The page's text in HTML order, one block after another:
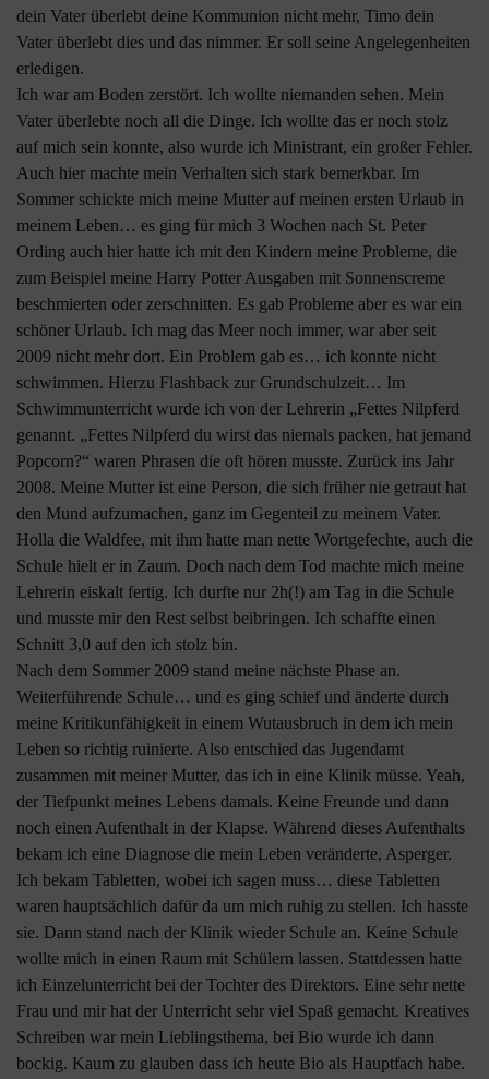
dein Vater überlebt deine Kommunion nicht mehr, Timo dein
Vater überlebt dies und das nimmer. Er soll seine Angelegenheiten
erledigen.
Ich war am Boden zerstört. Ich wollte niemanden sehen. Mein
Vater überlebte noch all die Dinge. Ich wollte das er noch stolz
auf mich sein konnte, also wurde ich Ministrant, ein großer Fehler.
Auch hier machte mein Verhalten sich stark bemerkbar. Im
Sommer schickte mich meine Mutter auf meinen ersten Urlaub in
meinem Leben… es ging für mich 3 Wochen nach St. Peter
Ording auch hier hatte ich mit den Kindern meine Probleme, die
zum Beispiel meine Harry Potter Ausgaben mit Sonnenscreme
beschmierten oder zerschnitten. Es gab Probleme aber es war ein
schöner Urlaub. Ich mag das Meer noch immer, war aber seit
2009 nicht mehr dort. Ein Problem gab es… ich konnte nicht
schwimmen. Hierzu Flashback zur Grundschulzeit… Im
Schwimmunterricht wurde ich von der Lehrerin „Fettes Nilpferd
genannt. „Fettes Nilpferd du wirst das niemals packen, hat jemand
Popcorn?“ waren Phrasen die oft hören musste. Zurück ins Jahr
2008. Meine Mutter ist eine Person, die sich früher nie getraut hat
den Mund aufzumachen, ganz im Gegenteil zu meinem Vater.
Holla die Waldfee, mit ihm hatte man nette Wortgefechte, auch die
Schule hielt er in Zaum. Doch nach dem Tod machte mich meine
Lehrerin eiskalt fertig. Ich durfte nur 2h(!) am Tag in die Schule
und musste mir den Rest selbst beibringen. Ich schaffte einen
Schnitt 3,0 auf den ich stolz bin.
Nach dem Sommer 2009 stand meine nächste Phase an.
Weiterführende Schule… und es ging schief und änderte durch
meine Kritikunfähigkeit in einem Wutausbruch in dem ich mein
Leben so richtig ruinierte. Also entschied das Jugendamt
zusammen mit meiner Mutter, das ich in eine Klinik müsse. Yeah,
der Tiefpunkt meines Lebens damals. Keine Freunde und dann
noch einen Aufenthalt in der Klapse. Während dieses Aufenthalts
bekam ich eine Diagnose die mein Leben veränderte, Asperger.
Ich bekam Tabletten, wobei ich sagen muss… diese Tabletten
waren hauptsächlich dafür da um mich ruhig zu stellen. Ich hasste
sie. Dann stand nach der Klinik wieder Schule an. Keine Schule
wollte mich in einen Raum mit Schülern lassen. Stattdessen hatte
ich Einzelunterricht bei der Tochter des Direktors. Eine sehr nette
Frau und mir hat der Unterricht sehr viel Spaß gemacht. Kreatives
Schreiben war mein Lieblingsthema, bei Bio wurde ich dann
bockig. Kaum zu glauben dass ich heute Bio als Hauptfach habe.